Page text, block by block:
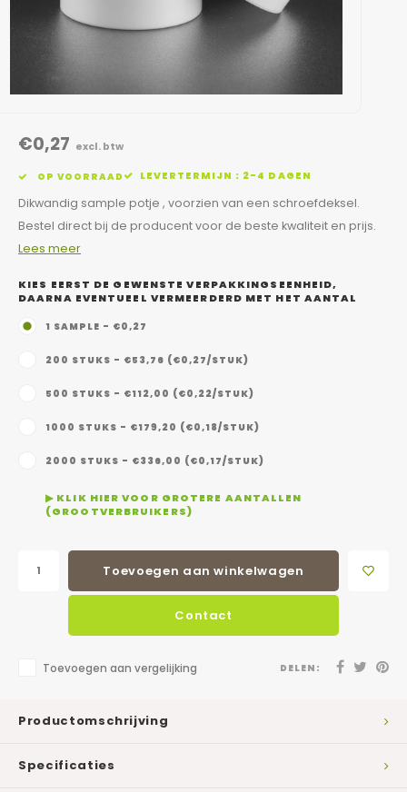
€0,27 excl. btw
OP VOORRAAD LEVERTERMIJN : 2-4 DAGEN
Dikwandig sample potje , voorzien van een schroefdeksel.
Bestel direct bij de producent voor de beste kwaliteit en prijs.
Lees meer
KIES EERST DE GEWENSTE VERPAKKINGSEENHEID,
DAARNA EVENTUEEL VERMEERDERD MET HET AANTAL
1 SAMPLE - €0,27
200 STUKS - €53,76 (€0,27/STUK)
500 STUKS - €112,00 (€0,22/STUK)
1000 STUKS - €179,20 (€0,18/STUK)
2000 STUKS - €336,00 (€0,17/STUK)
▶ KLIK HIER VOOR GROTERE AANTALLEN
(GROOTVERBRUIKERS)
Toevoegen aan winkelwagen
Contact
Toevoegen aan vergelijking DELEN:
Productomschrijving
Specificaties